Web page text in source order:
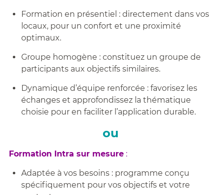
Formation en présentiel : directement dans vos
locaux, pour un confort et une proximité
optimaux.
Groupe homogène : constituez un groupe de
participants aux objectifs similaires.
Dynamique d’équipe renforcée : favorisez les
échanges et approfondissez la thématique
choisie pour en faciliter l’application durable.
ou
Formation Intra sur mesure:
Adaptée à vos besoins : programme conçu
spécifiquement pour vos objectifs et votre